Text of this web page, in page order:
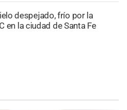
despejado, frío por la
en la ciudad de Santa Fe